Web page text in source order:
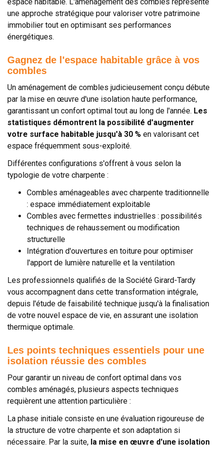
espace habitable. L'aménagement des combles représente
une approche stratégique pour valoriser votre patrimoine
immobilier tout en optimisant ses performances
énergétiques.
Gagnez de l'espace habitable grâce à vos
combles
Un aménagement de combles judicieusement conçu débute
par la mise en œuvre d'une isolation haute performance,
garantissant un confort optimal tout au long de l'année. Les
statistiques démontrent la possibilité d'augmenter
votre surface habitable jusqu'à 30 % en valorisant cet
espace fréquemment sous-exploité.
Différentes configurations s'offrent à vous selon la
typologie de votre charpente :
Combles aménageables avec charpente traditionnelle
: espace immédiatement exploitable
Combles avec fermettes industrielles : possibilités
techniques de rehaussement ou modification
structurelle
Intégration d'ouvertures en toiture pour optimiser
l'apport de lumière naturelle et la ventilation
Les professionnels qualifiés de la Société Girard-Tardy
vous accompagnent dans cette transformation intégrale,
depuis l'étude de faisabilité technique jusqu'à la finalisation
de votre nouvel espace de vie, en assurant une isolation
thermique optimale.
Les points techniques essentiels pour une
isolation réussie des combles
Pour garantir un niveau de confort optimal dans vos
combles aménagés, plusieurs aspects techniques
requièrent une attention particulière :
La phase initiale consiste en une évaluation rigoureuse de
la structure de votre charpente et son adaptation si
nécessaire. Par la suite, la mise en œuvre d'une isolation